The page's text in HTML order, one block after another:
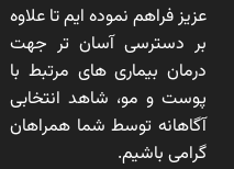
عزیز فراهم نموده ایم تا علاوه
بر دسترسی آسان تر جهت
درمان بیماری های مرتبط با
پوست و مو، شاهد انتخابی
آگاهانه توسط شما همراهان
گرامی باشیم.